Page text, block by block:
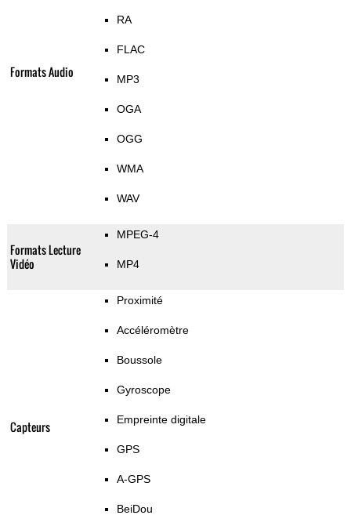
Formats Audio
RA
FLAC
MP3
OGA
OGG
WMA
WAV
Formats Lecture
Vidéo
MPEG-4
MP4
Capteurs
Proximité
Accéléromètre
Boussole
Gyroscope
Empreinte digitale
GPS
A-GPS
BeiDou